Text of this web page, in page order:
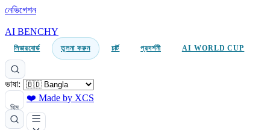
নেভিগেশন
AI BENCHY
লিডারবোর্ড তুলনা করুন চার্ট প্রদর্শনী AI WORLD CUP
ভাষা:
থিম
❤️ Made by XCS